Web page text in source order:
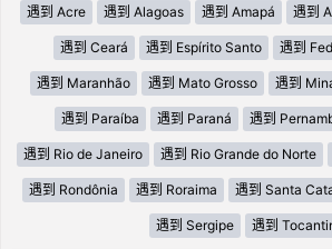
遇到 Acre 遇到 Alagoas 遇到 Amapá 遇到
遇到 Ceará 遇到 Espírito Santo 遇到
遇到 Maranhão 遇到 Mato Grosso 遇到
遇到 Paraíba 遇到 Paraná 遇到
遇到 Rio de Janeiro 遇到 Rio Grande do Norte
遇到 Rondônia 遇到 Roraima 遇到 Santa
遇到 Sergipe 遇到